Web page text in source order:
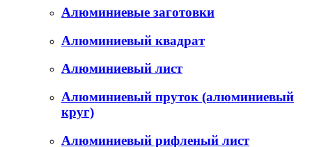
Алюминиевые заготовки
Алюминиевый квадрат
Алюминиевый лист
Алюминиевый пруток (алюминиевый
круг)
Алюминиевый рифленый лист